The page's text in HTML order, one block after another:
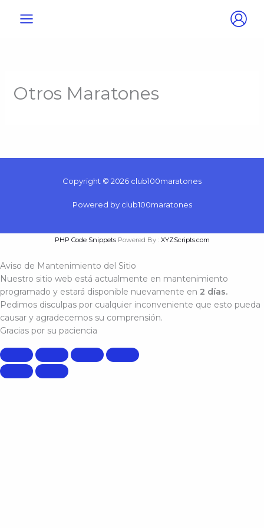
Otros Maratones
Copyright © 2026 club100maratones
Powered by club100maratones
PHP Code SnippetsPowered By : XYZScripts.com
Aviso de Mantenimiento del Sitio
Nuestro sitio web está actualmente en mantenimiento
programado y estará disponible nuevamente en 2 días.
Pedimos disculpas por cualquier inconveniente que esto pueda
causar y agradecemos su comprensión.
Gracias por su paciencia